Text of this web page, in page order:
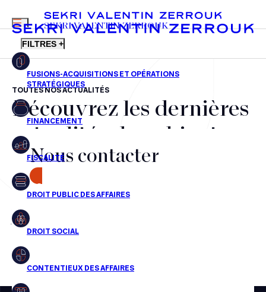
FR EN
MENU
SEKRI VALENTIN ZERROUK
FILTRES +
Fusions-acquisitions et opérations stratégiques
Financement
Fiscalité
Droit public des affaires
Droit social
Droit immobilier
Restructuring
TOUTES NOS ACTUALITÉS
Découvrez les dernières
actualités du cabinet,
nos récompenses et nos
transactions, jour après
jour
Aucun résultats pour cette recherche
Nous contacter